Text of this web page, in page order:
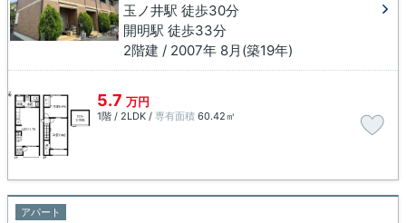
玉ノ井駅 徒歩30分
開明駅 徒歩33分
2階建 / 2007年 8月(築19年)
5.7 万円
1階 / 2LDK / 専有面積 60.42㎡
アパート